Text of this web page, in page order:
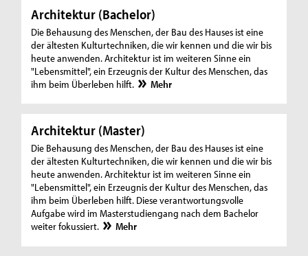
Architektur (Bachelor)
Die Behausung des Menschen, der Bau des Hauses ist eine
der ältesten Kulturtechniken, die wir kennen und die wir bis
heute anwenden. Architektur ist im weiteren Sinne ein
"Lebensmittel", ein Erzeugnis der Kultur des Menschen, das
ihm beim Überleben hilft.
Mehr
Architektur (Master)
Die Behausung des Menschen, der Bau des Hauses ist eine
der ältesten Kulturtechniken, die wir kennen und die wir bis
heute anwenden. Architektur ist im weiteren Sinne ein
"Lebensmittel", ein Erzeugnis der Kultur des Menschen, das
ihm beim Überleben hilft. Diese verantwortungsvolle
Aufgabe wird im Masterstudiengang nach dem Bachelor
weiter fokussiert.
Mehr